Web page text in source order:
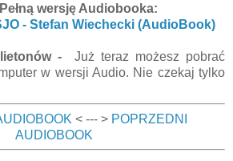
wersję Audiobooka:
- Stefan Wiechecki (AudioBook)
- Już teraz możesz pobrać
w wersji Audio. Nie czekaj tylko
< --- > POPRZEDNI
AUDIOBOOK